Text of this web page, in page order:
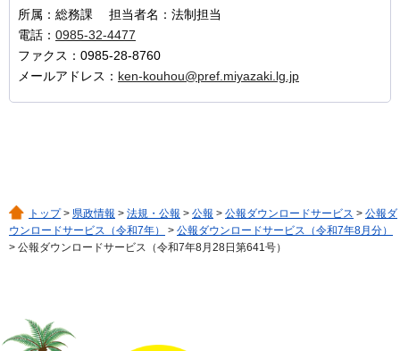
所属：総務課 担当者名：法制担当
電話： 0985-32-4477
ファクス：0985-28-8760
メールアドレス： ken-kouhou@pref.miyazaki.lg.jp
トップ> 県政情報 > 法規・公報 > 公報 > 公報ダウンロードサービス > 公報ダ
ウンロードサービス（令和7年）
> 公報ダウンロードサービス（令和7年8月分）
> 公報ダウンロードサービス（令和7年8月28日第641号）